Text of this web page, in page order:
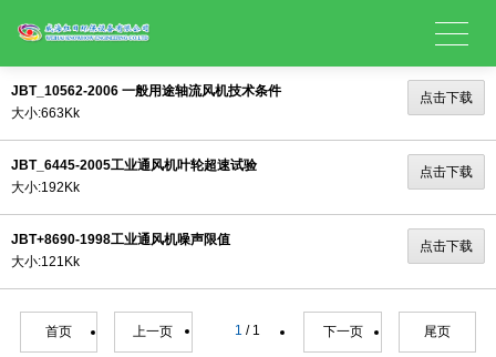
点击下载
JBT_10562-2006 一般用途轴流风机技术条件
大小:663Kk
点击下载
JBT_6445-2005工业通风机叶轮超速试验
大小:192Kk
点击下载
JBT+8690-1998工业通风机噪声限值
大小:121Kk
首页 上一页 1 / 1 下一页 尾页